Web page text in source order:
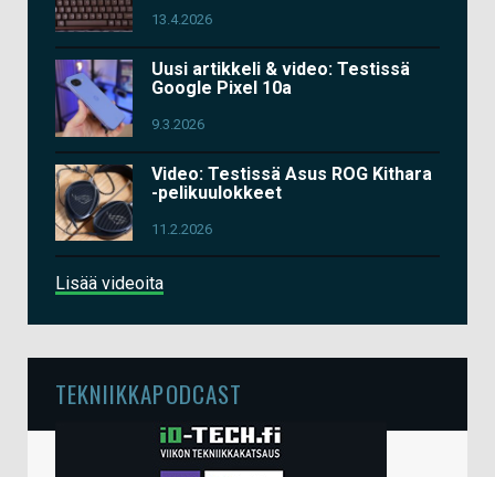
13.4.2026
Uusi artikkeli & video: Testissä
Google Pixel 10a
9.3.2026
Video: Testissä Asus ROG Kithara
-pelikuulokkeet
11.2.2026
Lisää videoita
TEKNIIKKAPODCAST